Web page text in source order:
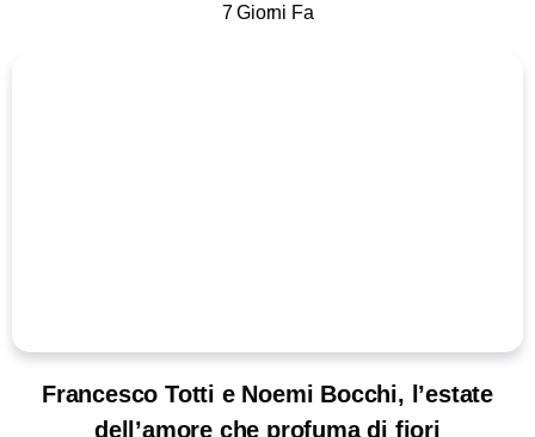
7 Giorni Fa
Francesco Totti e Noemi Bocchi, l’estate
dell’amore che profuma di fiori